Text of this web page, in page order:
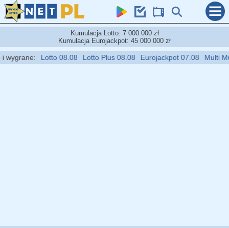
Kumulacja Lotto: 7 000 000 zł
Kumulacja Eurojackpot: 45 000 000 zł
Lotto 08.08 Lotto Plus 08.08 Eurojackpot 07.08 Multi Multi